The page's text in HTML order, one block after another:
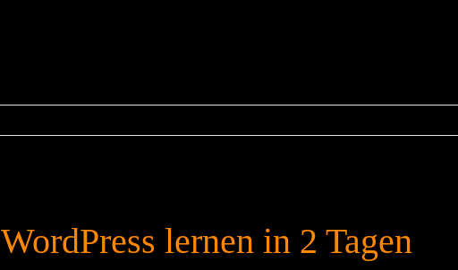
WordPress lernen in 2 Tagen